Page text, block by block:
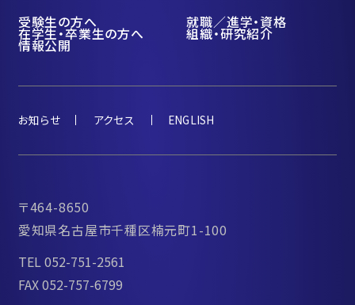
受験生の方へ 就職／進学・資格
在学生・卒業生の方へ 組織・研究紹介
情報公開
お知らせ アクセス ENGLISH
〒464-8650
愛知県名古屋市千種区楠元町1-100
TEL 052-751-2561
FAX 052-757-6799